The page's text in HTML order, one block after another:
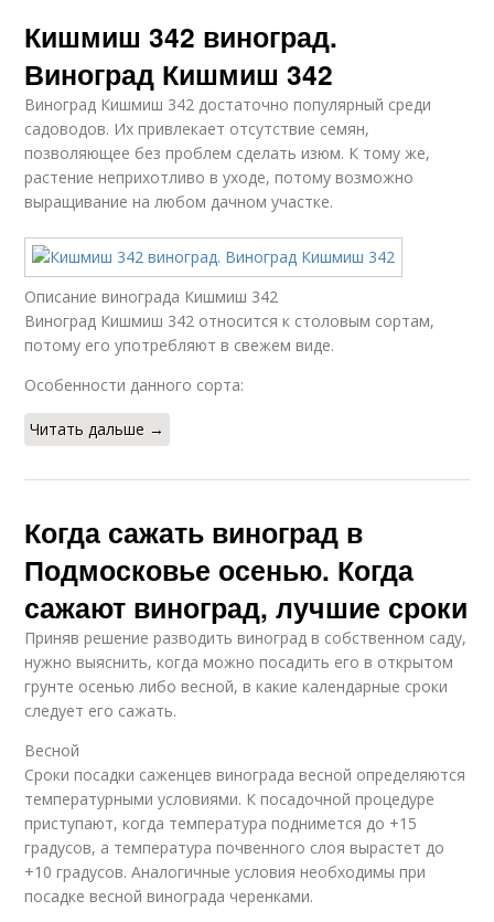
Кишмиш 342 виноград.
Виноград Кишмиш 342
Виноград Кишмиш 342 достаточно популярный среди
садоводов. Их привлекает отсутствие семян,
позволяющее без проблем сделать изюм. К тому же,
растение неприхотливо в уходе, потому возможно
выращивание на любом дачном участке.
Описание винограда Кишмиш 342
Виноград Кишмиш 342 относится к столовым сортам,
потому его употребляют в свежем виде.
Особенности данного сорта:
Читать дальше →
Когда сажать виноград в
Подмосковье осенью. Когда
сажают виноград, лучшие сроки
Приняв решение разводить виноград в собственном саду,
нужно выяснить, когда можно посадить его в открытом
грунте осенью либо весной, в какие календарные сроки
следует его сажать.
Весной
Сроки посадки саженцев винограда весной определяются
температурными условиями. К посадочной процедуре
приступают, когда температура поднимется до +15
градусов, а температура почвенного слоя вырастет до
+10 градусов. Аналогичные условия необходимы при
посадке весной винограда черенками.